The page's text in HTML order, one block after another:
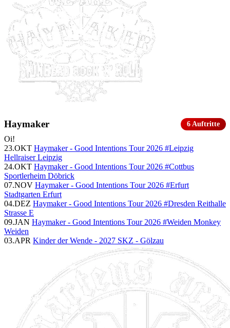
Haymaker 6 Auftritte
Oi!
23.OKT Haymaker - Good Intentions Tour 2026 #Leipzig
Hellraiser Leipzig
24.OKT Haymaker - Good Intentions Tour 2026 #Cottbus
Sportlerheim Döbrick
07.NOV Haymaker - Good Intentions Tour 2026 #Erfurt
Stadtgarten Erfurt
04.DEZ Haymaker - Good Intentions Tour 2026 #Dresden Reithalle
Strasse E
09.JAN Haymaker - Good Intentions Tour 2026 #Weiden Monkey
Weiden
03.APR Kinder der Wende - 2027 SKZ - Gölzau